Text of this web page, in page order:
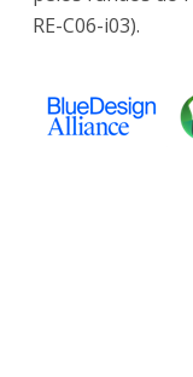
RE-C06-i03).